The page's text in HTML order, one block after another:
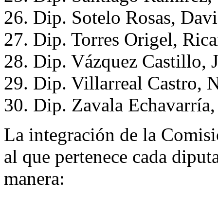
26. Dip. Sotelo Rosas,
27. Dip. Torres Origel,
28. Dip. Vázquez Castillo,
29. Dip. Villarreal Castro,
30. Dip. Zavala
La integración de la
al que pertenece cada
manera: